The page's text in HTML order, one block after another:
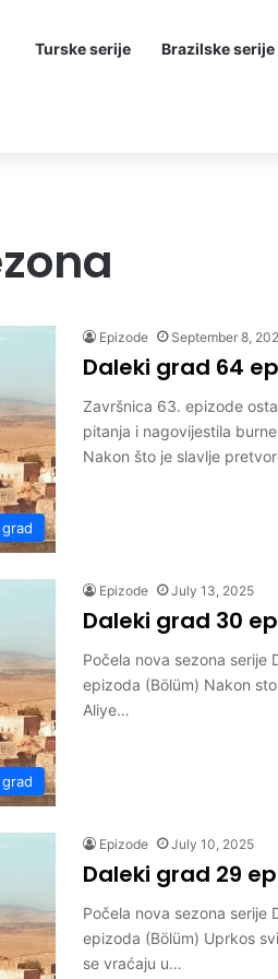
Turske serije Brazilske serije
Epizode September 8,
Daleki grad 64
Završnica 63. epizode
pitanja i nagovijestila
Nakon što je slavlje
Epizode July 13, 2025
Daleki grad 30
Počela nova sezona serije
epizoda (Bölüm) Nakon
Aliye…
Epizode July 10, 2025
Daleki grad 29
Počela nova sezona serije
epizoda (Bölüm) Uprkos
se vraćaju u…